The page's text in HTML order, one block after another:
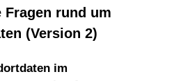
Fragen rund um
(Version 2)
im